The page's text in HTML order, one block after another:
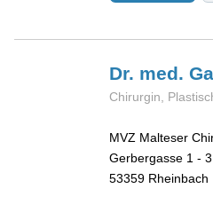
Dr. med.
Chirurgin,
MVZ Malteser
Gerbergasse 1 - 3
53359 Rheinbach